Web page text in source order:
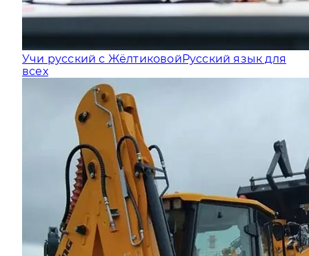
Учи русский с Жёлтиковой
всех